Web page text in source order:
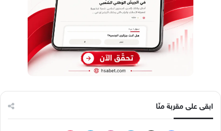
ابقى على مقربة منّا